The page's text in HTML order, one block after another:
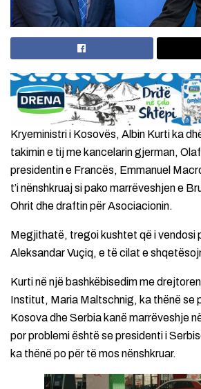
Kryeministri i Kosovës, Albin Kurti ka
takimin e tij me kancelarin gjerman,
presidentin e Francës, Emmanuel
t’i nënshkruaj si pako marrëveshjen e
Ohrit dhe draftin për Asociacionin.
Megjithatë, tregoi kushtet që i vendosi
Aleksandar Vuçiq, e të cilat e
Kurti në një bashkëbisedim me
Institut, Maria Maltschnig, ka thënë se
Kosova dhe Serbia kanë marrëveshje
por problemi është se presidenti i
ka thënë po për të mos nënshkruar.